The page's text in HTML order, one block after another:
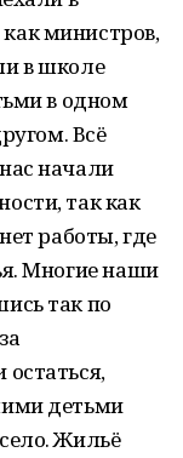
министров,
в школе
в одном
Всё
начали
так как
работы, где
Многие наши
так по
детьми
Жильё